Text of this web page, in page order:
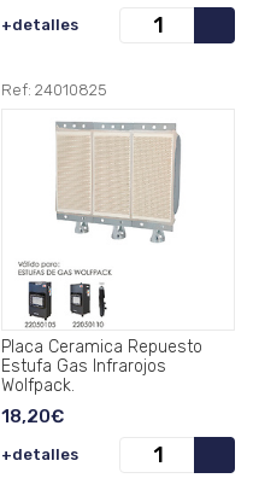
+detalles
Ref: 24010825
Placa Ceramica Repuesto
Estufa Gas Infrarojos
Wolfpack.
18,20€
+detalles